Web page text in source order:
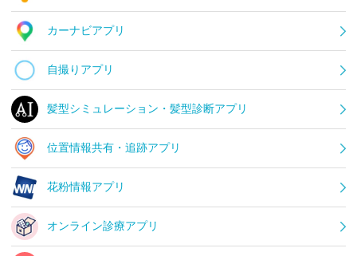
カーナビアプリ
自撮りアプリ
髪型シミュレーション・髪型診断アプリ
位置情報共有・追跡アプリ
花粉情報アプリ
オンライン診療アプリ